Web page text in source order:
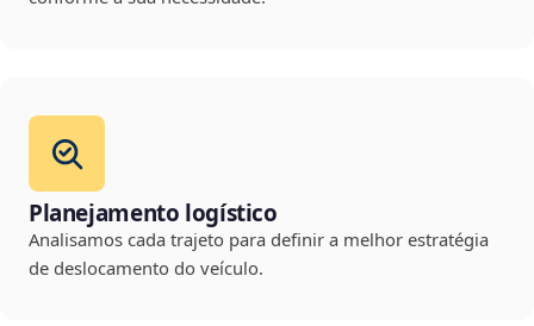
Planejamento logístico
Analisamos cada trajeto para definir a melhor estratégia
de deslocamento do veículo.